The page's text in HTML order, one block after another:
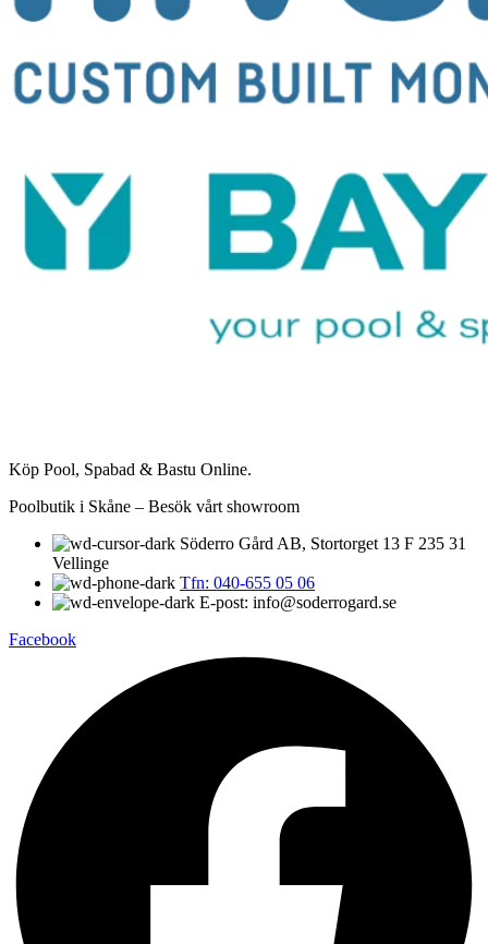
Köp Pool, Spabad & Bastu Online.
Poolbutik i Skåne – Besök vårt showroom
Söderro Gård AB, Stortorget 13 F 235 31
Vellinge
Tfn: 040-655 05 06
E-post: info@soderrogard.se
Facebook